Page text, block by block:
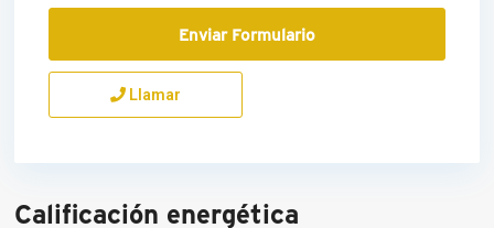
Llamar
Calificación energética